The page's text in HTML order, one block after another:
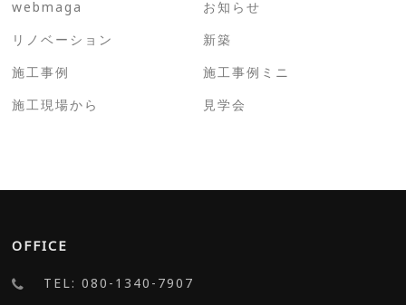
webmaga
お知らせ
リノベーション
新築
施工事例
施工事例ミニ
施工現場から
見学会
OFFICE
TEL: 080-1340-7907